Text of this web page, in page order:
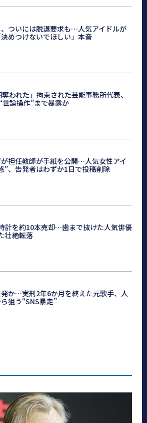
ついには脱退要求も…人気アイドルが
めつけないでほしい」本音
奪われた」拘束された芸能事務所代表、
論操作”まで暴露か
が担任教師が手紙を公開…人気女性アイ
”、告発者はわずか1日で投稿削除
計を約10本売却…歯まで抜けた人気俳優
壮絶転落
か…実刑2年6か月を終えた元歌手、人
狙う“SNS暴走”